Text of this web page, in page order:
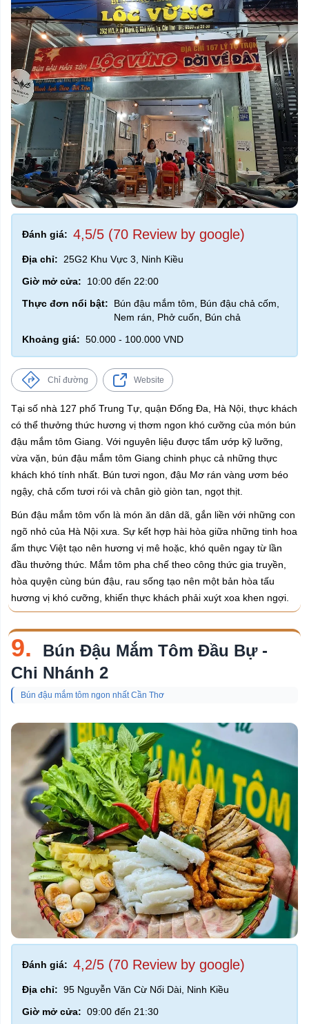
Đánh giá: 4,5/5 (70 Review by google)
Địa chỉ:
25G2 Khu Vực 3, Ninh Kiều
Giờ mở cửa:
10:00 đến 22:00
Thực đơn nổi bật:
Bún đậu mắm tôm, Bún đậu chả cốm,
Nem rán, Phở cuốn, Bún chả
Khoảng giá: 50.000 - 100.000 VND
Chỉ đường Website
Tại số nhà 127 phố Trung Tự, quận Đống Đa, Hà Nội, thực khách
có thể thưởng thức hương vị thơm ngon khó cưỡng của món bún
đậu mắm tôm Giang. Với nguyên liệu được tẩm ướp kỹ lưỡng,
vừa vặn, bún đậu mắm tôm Giang chinh phục cả những thực
khách khó tính nhất. Bún tươi ngon, đậu Mơ rán vàng ươm béo
ngậy, chả cốm tươi rói và chân giò giòn tan, ngọt thịt.
Bún đậu mắm tôm vốn là món ăn dân dã, gắn liền với những con
ngõ nhỏ của Hà Nội xưa. Sự kết hợp hài hòa giữa những tinh hoa
ẩm thực Việt tạo nên hương vị mê hoặc, khó quên ngay từ lần
đầu thưởng thức. Mắm tôm pha chế theo công thức gia truyền,
hòa quyện cùng bún đậu, rau sống tạo nên một bản hòa tấu
hương vị khó cưỡng, khiến thực khách phải xuýt xoa khen ngợi.
9.
Bún Đậu Mắm Tôm Đầu Bự -
Chi Nhánh 2
Bún đậu mắm tôm ngon nhất Cần Thơ
Đánh giá: 4,2/5 (70 Review by google)
Địa chỉ: 95 Nguyễn Văn Cừ Nối Dài, Ninh Kiều
Giờ mở cửa: 09:00 đến 21:30